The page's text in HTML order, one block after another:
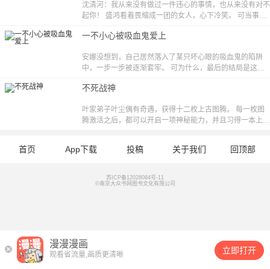
好的谈一场恋爱，好好的宠爱他的丫头。
沈清河：我从来没有做过一件违心的事情，也从来没有对不
起你！ 盛鸿看着畏缩成一团的女人，心下冷笑。 可当事情
沈清河悲伤地看着他，又释然的笑了，你可想过自己有这样
一不小心被吸血鬼爱上
安娜没想到，自己居然落入了某只坏心眼的吸血鬼的陷阱
中，一步一步被逐渐套牢。 可为什么，最后的结局是这样
血鬼？那本预言书？还是—— 你！
不死战神
叶家弟子叶尘偶有奇遇，获得十二枚上古图腾。 每一枚图
腾激活之后，都可以开启一项神秘能力，并且习得一本上古
上古妖兽、夺无上重宝。 入惊险秘境，战绝世强者。 一段
首页 App下载 投稿 关于我们 回顶部
苏ICP备12028084号-11
©南京大众书网图书文化有限公司
漫漫漫画
观看省流量,画质更清晰 立即打开